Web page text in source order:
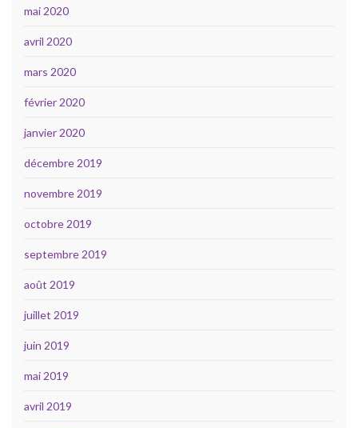
mai 2020
avril 2020
mars 2020
février 2020
janvier 2020
décembre 2019
novembre 2019
octobre 2019
septembre 2019
août 2019
juillet 2019
juin 2019
mai 2019
avril 2019